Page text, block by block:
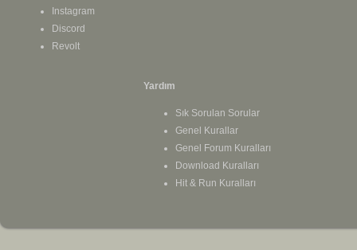
Instagram
Discord
Revolt
Yardım
Sık Sorulan Sorular
Genel Kurallar
Genel Forum Kuralları
Download Kuralları
Hit & Run Kuralları